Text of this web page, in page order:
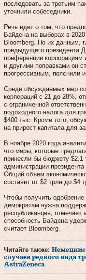
последовать за третьим
уточнили собеседники.
Речь идет о том, что
Байдена на выборах в
Bloomberg. По их данным,
предыдущего президента
преференции
и другими поправками он
прогрессивным, пояснили
Среди обсуждаемых мер
корпораций с 21 до 28%,
с ограниченной
подоходного налога для
$400 тыс. Кроме того,
на прирост капитала для
В ноябре 2020 года
что меры, которые
принесли бы бюджету $2,1
администрации
Общий объем
составит от $2 трлн до $4
Чтобы получить
демократам нужна
республиканцев, отмечает
способность Байдена
считает Bloomberg.
Читайте также: Немецкие
случаев редкого вида
AstraZeneca